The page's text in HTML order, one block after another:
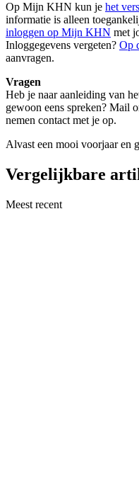
Op Mijn KHN kun je het
informatie is alleen
inloggen op Mijn KHN met
Inloggegevens vergeten? Op
aanvragen.
Vragen
Heb je naar aanleiding van
gewoon eens spreken? Mail
nemen contact met je op.
Alvast een mooi voorjaar en
Vergelijkbare
Meest recent